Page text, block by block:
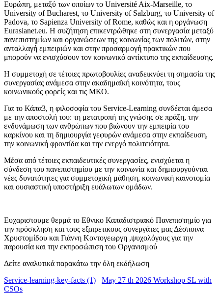
Ευρώπη, μεταξύ των οποίων το Université Aix-Marseille, το
University of Bucharest, το University of Salzburg, το University of
Padova, το Sapienza University of Rome, καθώς και η οργάνωση
Eurasianet.eu. Η συζήτηση επικεντρώθηκε στη συνεργασία μεταξύ
πανεπιστημίων και οργανώσεων της κοινωνίας των πολιτών, στην
ανταλλαγή εμπειριών και στην προσαρμογή πρακτικών που
μπορούν να ενισχύσουν τον κοινωνικό αντίκτυπο της εκπαίδευσης.
Η συμμετοχή σε τέτοιες πρωτοβουλίες αναδεικνύει τη σημασία της
συνεργασίας ανάμεσα στην ακαδημαϊκή κοινότητα, τους
κοινωνικούς φορείς και τις ΜΚΟ.
Για το Κάπα3, η φιλοσοφία του Service-Learning συνδέεται άμεσα
με την αποστολή του: τη μετατροπή της γνώσης σε πράξη, την
ενδυνάμωση των ανθρώπων που βιώνουν την εμπειρία του
καρκίνου και τη δημιουργία γεφυρών ανάμεσα στην εκπαίδευση,
την κοινωνική φροντίδα και την ενεργό πολιτειότητα.
Μέσα από τέτοιες εκπαιδευτικές συνεργασίες, ενισχύεται η
σύνδεση του πανεπιστημίου με την κοινωνία και δημιουργούνται
νέες δυνατότητες για συμμετοχική μάθηση, κοινωνική καινοτομία
και ουσιαστική υποστήριξη ευάλωτων ομάδων.
Ευχαριστουμε θερμά το Εθνικο Καπαδιστριακό Πανεπιστημίο για
την πρόσκληση και τους εξαιρετικους συνεργάτες μας Δέσποινα
Χρυστομίδου και Γιάννη Κοντογεωργη ,ψυχολόγους για την
παρουσία και την εκπροσώπιση του Οργανισμού
Δείτε αναλυτικά παρακάτω την όλη εκδήλωση
Service-learning-key-facts (1)
May 27 th 2026 Workshop SL with
CSOs